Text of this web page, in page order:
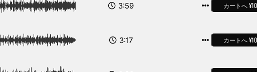
3:59 カートへ
3:17 カートへ